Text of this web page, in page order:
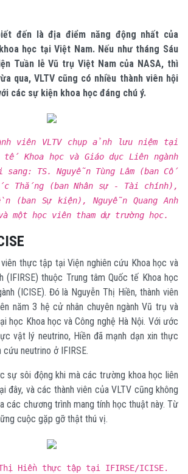
đến là địa điểm năng động nhất của
học tại Việt Nam. Nếu như tháng Sáu
Tuần lễ Vũ trụ Việt Nam của NASA, thì
qua, VLTV cũng có nhiều thành viên hội
các sự kiện khoa học đáng chú ý.
viên VLTV chụp ảnh lưu niệm tại
tế Khoa học và Giáo dục Liên ngành
TS. Nguyễn Tùng Lâm (ban Cố
Thắng (ban Nhân sự - Tài chính),
(ban Sự kiện), Nguyễn Quang Anh
một học viên tham dự trường học.
thực tập tại Viện nghiên cứu Khoa học và
(IFIRSE) thuộc Trung tâm Quốc tế Khoa học
(ICISE). Đó là Nguyễn Thị Hiền, thành viên
năm 3 hệ cử nhân chuyên ngành Vũ trụ và
học Khoa học và Công nghệ Hà Nội. Với ước
vật lý neutrino, Hiền đã mạnh dạn xin thực
neutrino ở IFIRSE.
sự sôi động khi mà các trường khoa học liên
và các thành viên của VLTV cũng không
các chương trình mang tính học thuật này. Từ
cuộc gặp gỡ thật thú vị.
Thị Hiền thực tập tại IFIRSE/ICISE.